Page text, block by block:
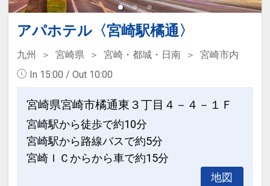
■客室設備
房・暖房・冷蔵庫・テレビ・ポット・ド
ライヤー・金庫・加湿空気清浄機
■アメニティー
歯ブラシ・シャンプー・コンディショナ
ー・バス＆シャワージェル・フェイス＆
ハンドソープ・スリッパ・タオル・バス
アパホテル〈宮崎駅橘通〉
九州 宮崎県 宮崎・都城・日南
宮崎市内
In 15:00 / Out 10:00
宮崎県宮崎市橘通東３丁目４－４－１Ｆ
宮崎駅から徒歩で約10分
宮崎駅から路線バスで約5分
宮崎ＩＣからから車で約15分
地図